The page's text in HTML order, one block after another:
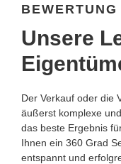
BEWERTUNG
Unsere
Der Verkauf oder die
äußerst komplexe
das beste Ergebnis
Ihnen ein 360 Grad
entspannt und